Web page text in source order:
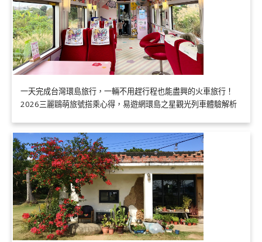
一天完成台灣環島旅行，一輛不用趕行程也能盡興的火車旅行！
2026三麗鷗萌旅號搭乘心得，易遊網環島之星觀光列車體驗解析